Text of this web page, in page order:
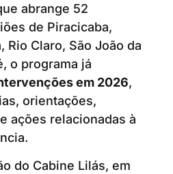
abrange 52
de Piracicaba,
Rio Claro, São João da
o programa já
em 2026,
orientações,
ações relacionadas à
do Cabine Lilás, em